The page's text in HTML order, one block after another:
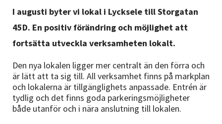
Nyheter
Avdelningar
Lyssna
I augusti byter vi lokal i Lycksele till Storgatan
45D. En positiv förändring och möjlighet att
fortsätta utveckla verksamheten lokalt.
Den nya lokalen ligger mer centralt än den förra och
är lätt att ta sig till. All verksamhet finns på markplan
och lokalerna är tillgänglighets anpassade. Entrén är
tydlig och det finns goda parkeringsmöjligheter
både utanför och i nära anslutning till lokalen.